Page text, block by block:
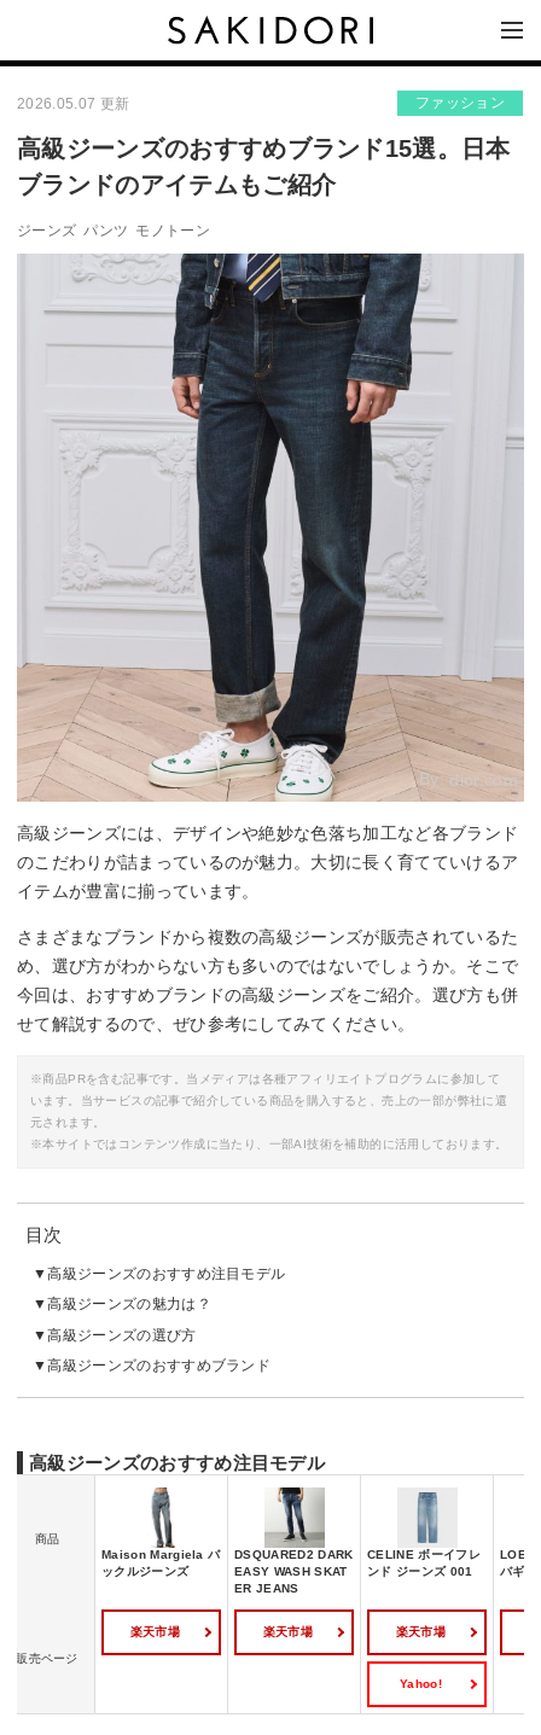
2026.05.07 更新 ファッション
高級ジーンズのおすすめブランド15選。日本
ブランドのアイテムもご紹介
ジーンズ パンツ モノトーン
By: dior.com
高級ジーンズには、デザインや絶妙な色落ち加工など各ブランド
のこだわりが詰まっているのが魅力。大切に長く育てていけるア
イテムが豊富に揃っています。
さまざまなブランドから複数の高級ジーンズが販売されているた
め、選び方がわからない方も多いのではないでしょうか。そこで
今回は、おすすめブランドの高級ジーンズをご紹介。選び方も併
せて解説するので、ぜひ参考にしてみてください。
※商品PRを含む記事です。当メディアは各種アフィリエイトプログラムに参加して
います。当サービスの記事で紹介している商品を購入すると、売上の一部が弊社に還
元されます。
※本サイトではコンテンツ作成に当たり、一部AI技術を補助的に活用しております。
目次
高級ジーンズのおすすめ注目モデル
高級ジーンズの魅力は？
高級ジーンズの選び方
高級ジーンズのおすすめブランド
高級ジーンズのおすすめ注目モデル
商品
Maison Margiela バ
ックルジーンズ
DSQUARED2 DARK
EASY WASH SKAT
ER JEANS
CELINE ボーイフレ
ンド ジーンズ 001
バギー
販売ページ
楽天市場 楽天市場 楽天市場
Yahoo!